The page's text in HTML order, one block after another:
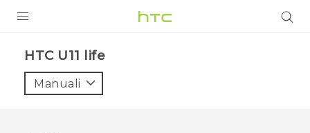
VIVE
HTC U11 life‎
Manuali